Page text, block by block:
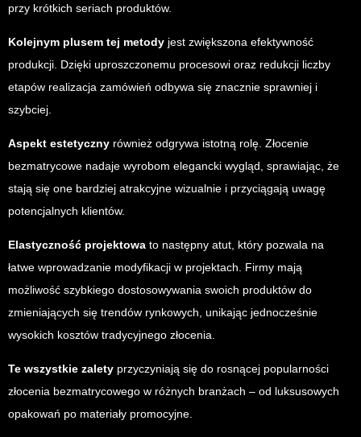
przy krótkich seriach produktów.
Kolejnym plusem tej metody jest zwiększona efektywność
produkcji. Dzięki uproszczonemu procesowi oraz redukcji liczby
etapów realizacja zamówień odbywa się znacznie sprawniej i
szybciej.
Aspekt estetyczny również odgrywa istotną rolę. Złocenie
bezmatrycowe nadaje wyrobom elegancki wygląd, sprawiając, że
stają się one bardziej atrakcyjne wizualnie i przyciągają uwagę
potencjalnych klientów.
Elastyczność projektowa to następny atut, który pozwala na
łatwe wprowadzanie modyfikacji w projektach. Firmy mają
możliwość szybkiego dostosowywania swoich produktów do
zmieniających się trendów rynkowych, unikając jednocześnie
wysokich kosztów tradycyjnego złocenia.
Te wszystkie zalety przyczyniają się do rosnącej popularności
złocenia bezmatrycowego w różnych branżach – od luksusowych
opakowań po materiały promocyjne.